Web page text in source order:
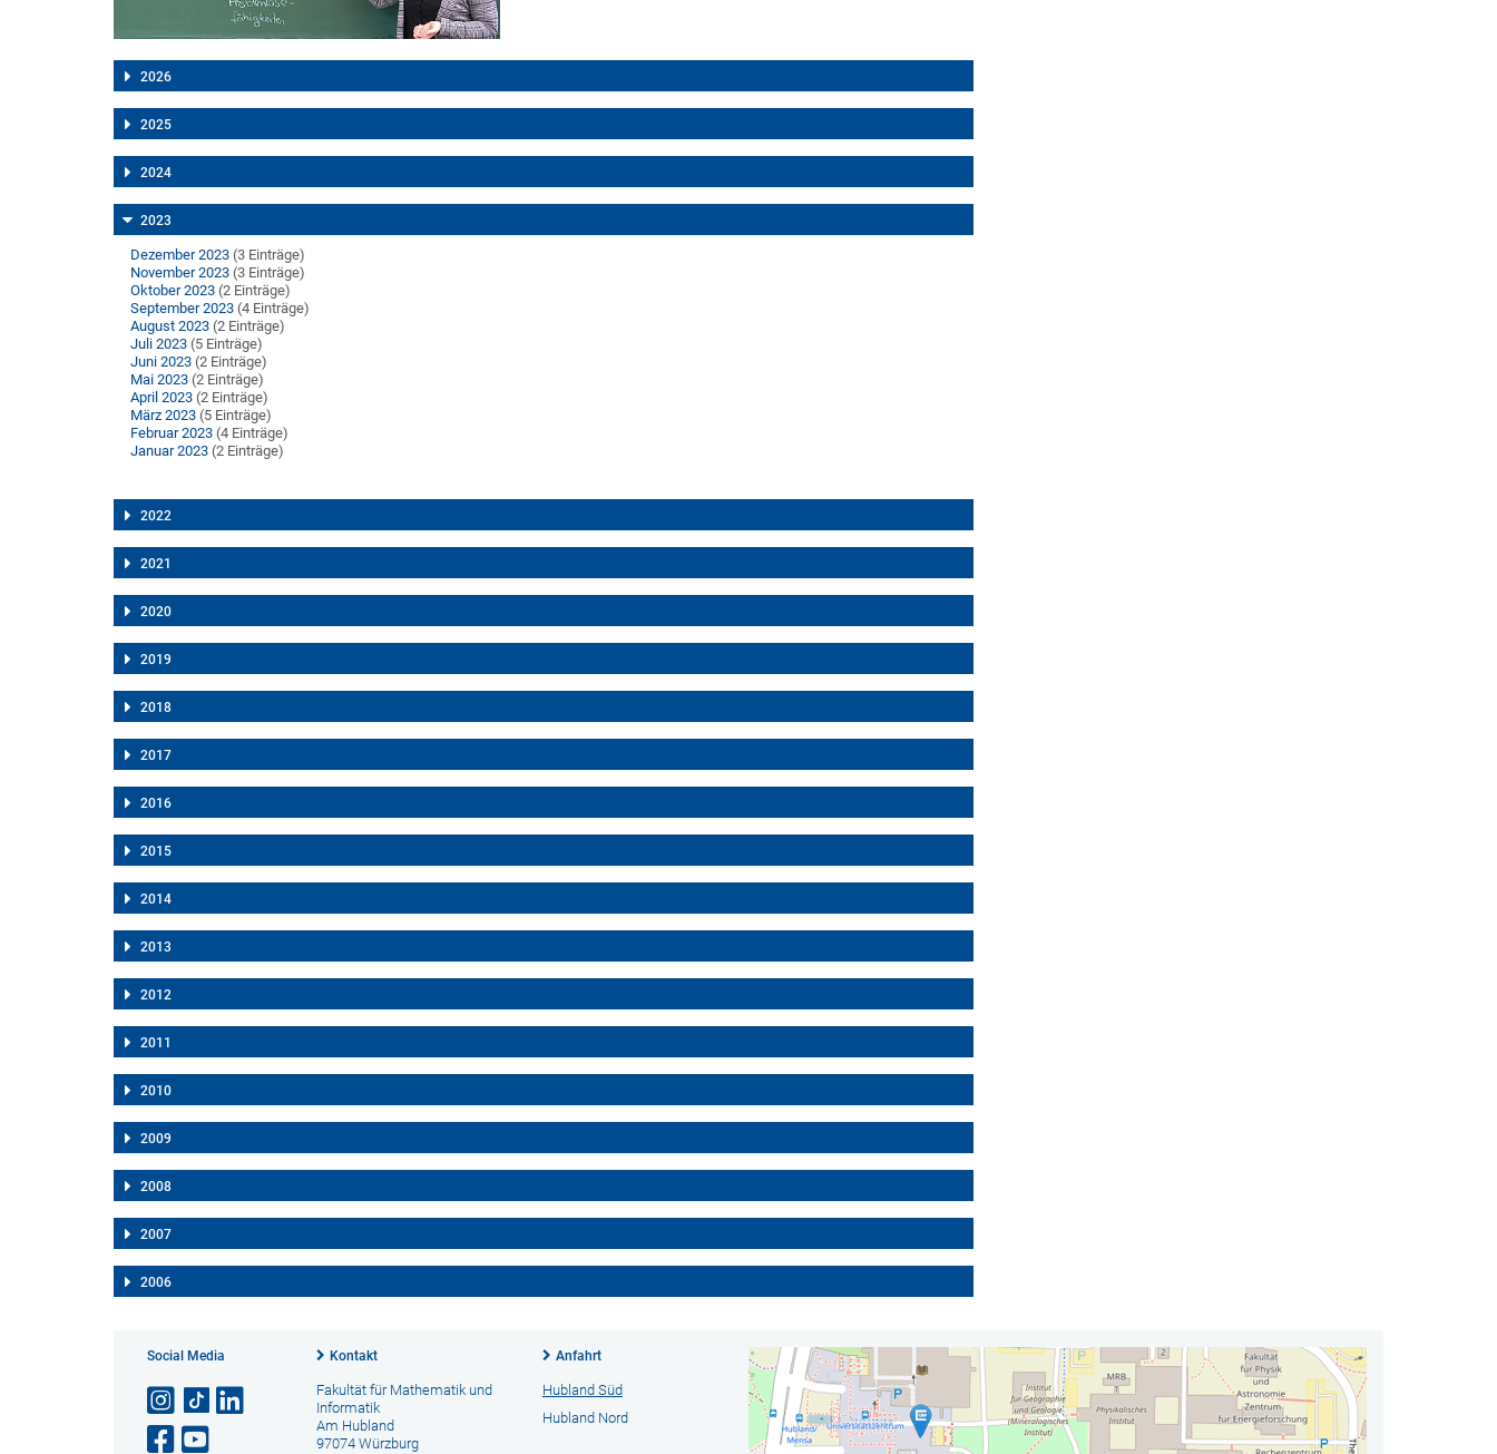
2026
2025
2024
2023
Dezember 2023 (3 Einträge)
November 2023 (3 Einträge)
Oktober 2023 (2 Einträge)
September 2023 (4 Einträge)
August 2023 (2 Einträge)
Juli 2023 (5 Einträge)
Juni 2023 (2 Einträge)
Mai 2023 (2 Einträge)
April 2023 (2 Einträge)
März 2023 (5 Einträge)
Februar 2023 (4 Einträge)
Januar 2023 (2 Einträge)
2022
2021
2020
2019
2018
2017
2016
2015
2014
2013
2012
2011
2010
2009
2008
2007
2006
Social Media Kontakt
Fakultät für Mathematik und
Informatik
Am Hubland
97074 Würzburg
Anfahrt
Hubland Süd
Hubland Nord